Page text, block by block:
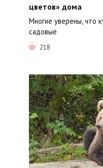
цветов» дома
Многие уверены, что
садовые
218